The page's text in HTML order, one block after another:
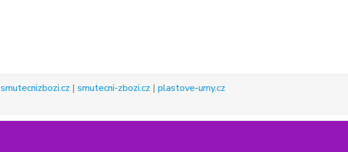
smutecnizbozi.cz | smutecni-zbozi.cz | plastove-urny.cz